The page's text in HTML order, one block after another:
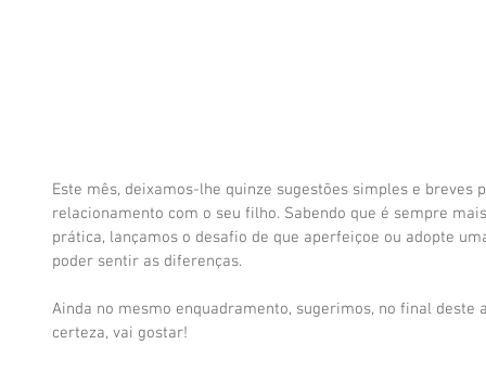
Este mês, deixamos-lhe quinze sugestões simples e
relacionamento com o seu filho. Sabendo que é sempre
prática, lançamos o desafio de que aperfeiçoe ou adopte
poder sentir as diferenças.
Ainda no mesmo enquadramento, sugerimos, no final
certeza, vai gostar!